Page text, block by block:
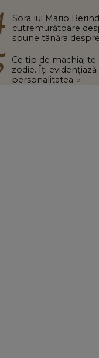
Sora lui Mario
cutremurătoare
spune tânăra
Ce tip de machiaj
zodie. Îți
personalitatea »